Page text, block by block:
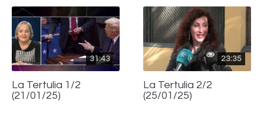
31:43
La Tertulia 1/2
(21/01/25)
23:35
La Tertulia 2/2
(25/01/25)